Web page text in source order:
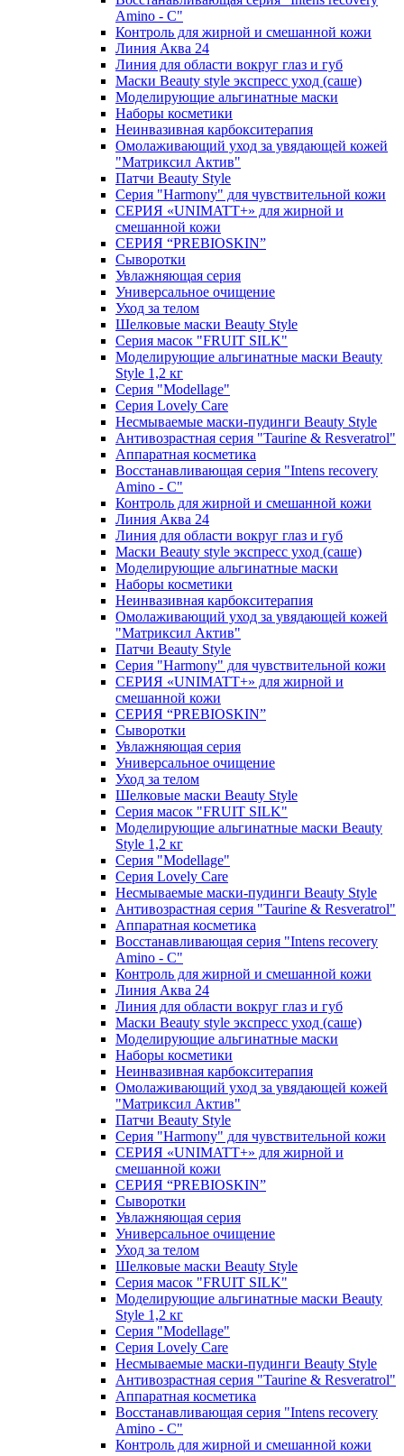
Amino - C"
Контроль для жирной и смешанной кожи
Линия Аква 24
Линия для области вокруг глаз и губ
Маски Beauty style экспресс уход (саше)
Моделирующие альгинатные маски
Наборы косметики
Неинвазивная карбокситерапия
Омолаживающий уход за увядающей кожей
"Матриксил Актив"
Патчи Beauty Style
Серия "Harmony" для чувствительной кожи
СЕРИЯ «UNIMATT+» для жирной и
смешанной кожи
СЕРИЯ “PREBIOSKIN”
Сыворотки
Увлажняющая серия
Универсальное очищение
Уход за телом
Шелковые маски Beauty Style
Серия масок "FRUIT SILK"
Моделирующие альгинатные маски Beauty
Style 1,2 кг
Серия "Modellage"
Cерия Lovely Care
Несмываемые маски-пудинги Beauty Style
Антивозрастная серия "Taurine & Resveratrol"
Аппаратная косметика
Восстанавливающая серия "Intens recovery
Amino - C"
Контроль для жирной и смешанной кожи
Линия Аква 24
Линия для области вокруг глаз и губ
Маски Beauty style экспресс уход (саше)
Моделирующие альгинатные маски
Наборы косметики
Неинвазивная карбокситерапия
Омолаживающий уход за увядающей кожей
"Матриксил Актив"
Патчи Beauty Style
Серия "Harmony" для чувствительной кожи
СЕРИЯ «UNIMATT+» для жирной и
смешанной кожи
СЕРИЯ “PREBIOSKIN”
Сыворотки
Увлажняющая серия
Универсальное очищение
Уход за телом
Шелковые маски Beauty Style
Серия масок "FRUIT SILK"
Моделирующие альгинатные маски Beauty
Style 1,2 кг
Серия "Modellage"
Cерия Lovely Care
Несмываемые маски-пудинги Beauty Style
Антивозрастная серия "Taurine & Resveratrol"
Аппаратная косметика
Восстанавливающая серия "Intens recovery
Amino - C"
Контроль для жирной и смешанной кожи
Линия Аква 24
Линия для области вокруг глаз и губ
Маски Beauty style экспресс уход (саше)
Моделирующие альгинатные маски
Наборы косметики
Неинвазивная карбокситерапия
Омолаживающий уход за увядающей кожей
"Матриксил Актив"
Патчи Beauty Style
Серия "Harmony" для чувствительной кожи
СЕРИЯ «UNIMATT+» для жирной и
смешанной кожи
СЕРИЯ “PREBIOSKIN”
Сыворотки
Увлажняющая серия
Универсальное очищение
Уход за телом
Шелковые маски Beauty Style
Серия масок "FRUIT SILK"
Моделирующие альгинатные маски Beauty
Style 1,2 кг
Серия "Modellage"
Cерия Lovely Care
Несмываемые маски-пудинги Beauty Style
Антивозрастная серия "Taurine & Resveratrol"
Аппаратная косметика
Восстанавливающая серия "Intens recovery
Amino - C"
Контроль для жирной и смешанной кожи